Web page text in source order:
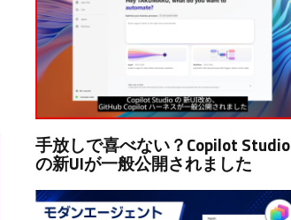
手放しで喜べない？Copilot Studio
の新UIが一般公開されました